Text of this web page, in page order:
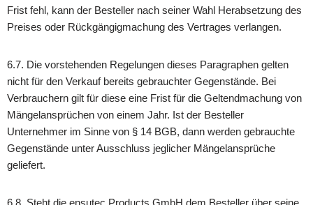
Frist fehl, kann der Besteller nach seiner Wahl Herabsetzung des
Preises oder Rückgängigmachung des Vertrages verlangen.
6.7. Die vorstehenden Regelungen dieses Paragraphen gelten
nicht für den Verkauf bereits gebrauchter Gegenstände. Bei
Verbrauchern gilt für diese eine Frist für die Geltendmachung von
Mängelansprüchen von einem Jahr. Ist der Besteller
Unternehmer im Sinne von § 14 BGB, dann werden gebrauchte
Gegenstände unter Ausschluss jeglicher Mängelansprüche
geliefert.
6.8. Steht die ensutec Products GmbH dem Besteller über seine